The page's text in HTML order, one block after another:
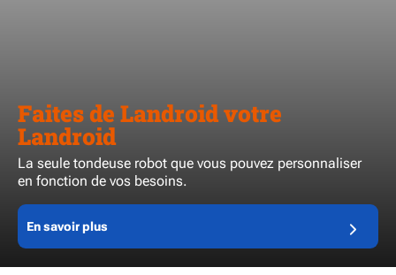
Faites de Landroid votre
Landroid
La seule tondeuse robot que vous pouvez personnaliser
en fonction de vos besoins.
En savoir plus